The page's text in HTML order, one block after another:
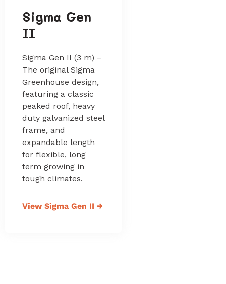
Sigma Gen
II
Sigma Gen II (3 m) –
The original Sigma
Greenhouse design,
featuring a classic
peaked roof, heavy
duty galvanized steel
frame, and
expandable length
for flexible, long
term growing in
tough climates.
View Sigma Gen II →